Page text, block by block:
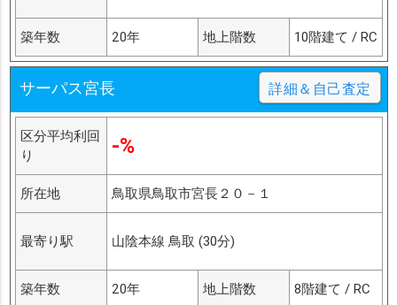
築年数 20年 地上階数 10階建て / RC
サーパス宮長 詳細＆自己査定
区分平均利回
り
-%
所在地 鳥取県鳥取市宮長２０－１
最寄り駅 山陰本線 鳥取 (30分)
築年数 20年 地上階数 8階建て / RC